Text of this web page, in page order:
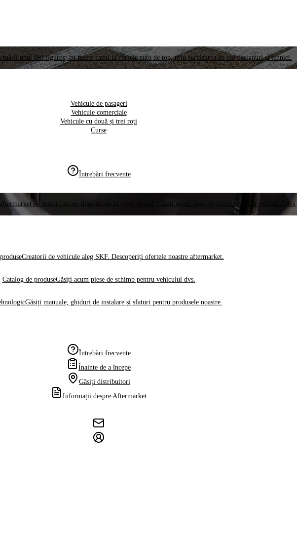
unui test riguros, cu meste cazul la cursele auto de top, prin furnizarea de noi designuri și tehnici.
Vehicule de pasageri
Vehicule comerciale
Vehicule cu două și trei roți
Curse
Întrebări frecvente
de înaltă calitate disponibile la nivel global. Găsiți acum piese de schimb pentru vehiculul dvs.
Creatorii de vehicule aleg SKF. Descoperiți ofertele noastre aftermarket.
Catalog de produseGăsiți acum piese de schimb pentru vehiculul dvs.
Găsiți manuale, ghiduri de instalare și sfaturi pentru produsele noastre.
Întrebări frecvente
Înainte de a începe
Găsiți distribuitori
Informații despre Aftermarket